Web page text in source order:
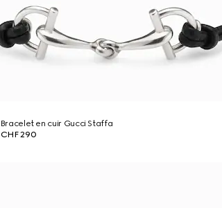
Bracelet en cuir Gucci Staffa
CHF 290